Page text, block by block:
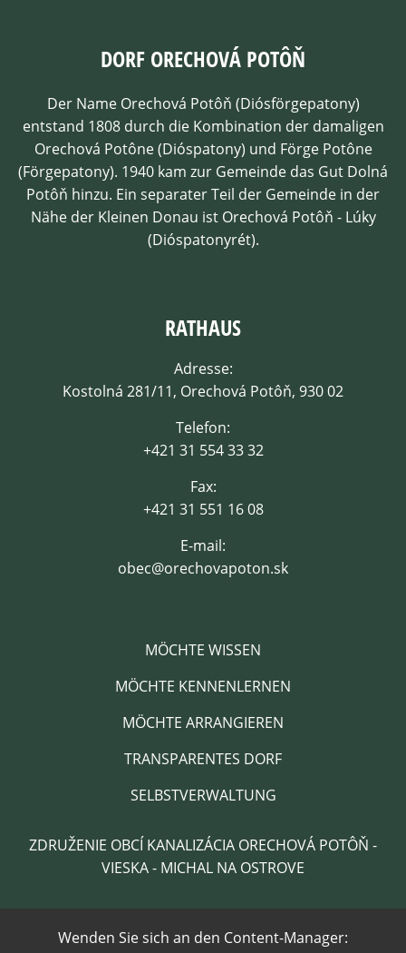
DORF ORECHOVÁ POTÔŇ
Der Name Orechová Potôň (Diósförgepatony)
entstand 1808 durch die Kombination der damaligen
Orechová Potône (Dióspatony) und Förge Potône
(Förgepatony). 1940 kam zur Gemeinde das Gut Dolná
Potôň hinzu. Ein separater Teil der Gemeinde in der
Nähe der Kleinen Donau ist Orechová Potôň - Lúky
(Dióspatonyrét).
MÖCHTE WISSEN
MÖCHTE KENNENLERNEN
MÖCHTE ARRANGIEREN
TRANSPARENTES DORF
SELBSTVERWALTUNG
RATHAUS
Adresse:
Kostolná 281/11, Orechová Potôň, 930 02
Telefon:
+421 31 554 33 32
Fax:
+421 31 551 16 08
E-mail:
obec@orechovapoton.sk
ZDRUŽENIE OBCÍ KANALIZÁCIA ORECHOVÁ POTÔŇ -
VIESKA - MICHAL NA OSTROVE
Wenden Sie sich an den Content-Manager: